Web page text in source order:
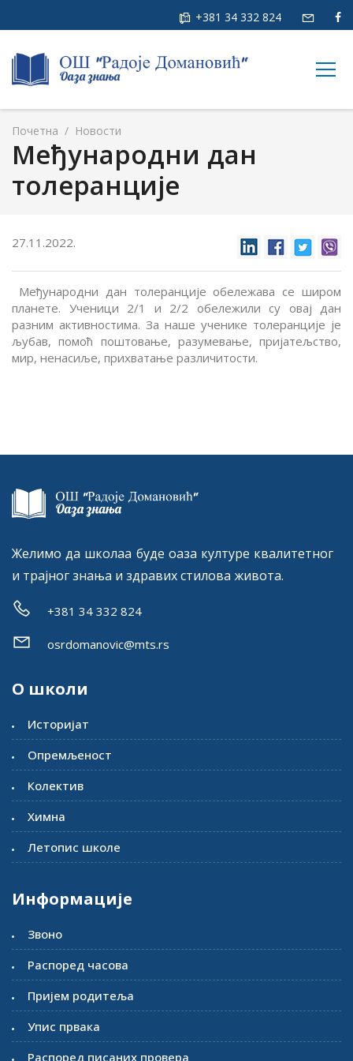
+381 34 332 824
Почетна / Новости
Међународни дан
толеранције
27.11.2022.
Међународни дан толеранције обележава се широм
планете. Ученици 2/1 и 2/2 обележили су овај дан
разним активностима. За наше ученике толеранције је
љубав, помоћ поштовање, разумевање, пријатељство,
мир, ненасиље, прихватање различитости.
Желимо да школаа буде оаза културе квалитетног
и трајног знања и здравих стилова живота.
+381 34 332 824
osrdomanovic@mts.rs
О школи
Историјат
Опремљеност
Колектив
Химна
Летопис школе
Информације
Звоно
Распоред часова
Пријем родитеља
Упис првака
Распоред писаних провера